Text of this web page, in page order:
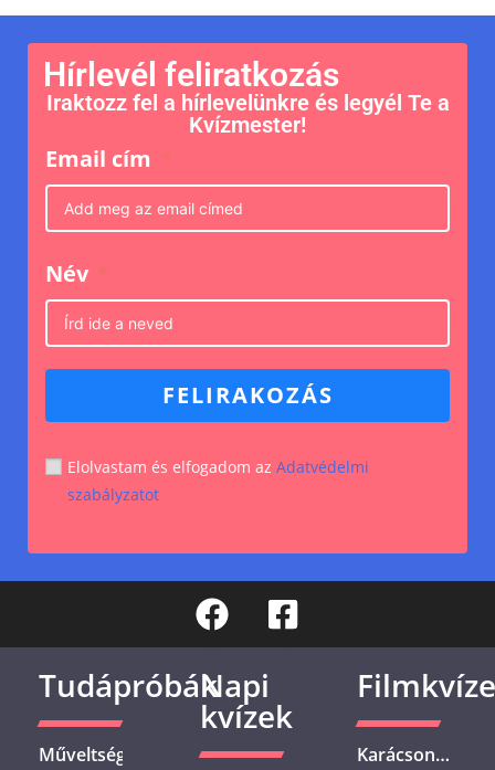
Hírlevél feliratkozás
Iraktozz fel a hírlevelünkre és legyél Te a
Kvízmester!
Email cím
Név
FELIRAKOZÁS
Elolvastam és elfogadom az Adatvédelmi
szabályzatot
Tudápróbák
Műveltségi
Napi
kvízek
Karácsonyi